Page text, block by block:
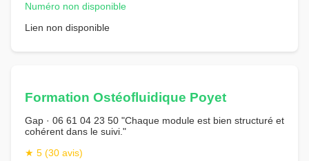
Numéro non disponible
Lien non disponible
Formation Ostéofluidique Poyet
Gap · 06 61 04 23 50 "Chaque module est bien structuré et
cohérent dans le suivi."
★ 5 (30 avis)